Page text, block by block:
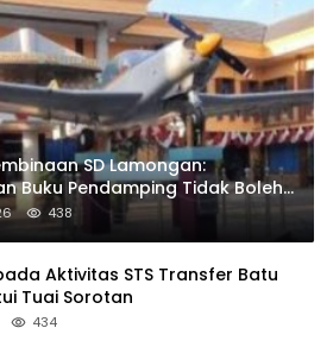
SD Lamongan:
Buku Pendamping Tidak Boleh
438
pada Aktivitas STS Transfer Batu
Tuai Sorotan
434